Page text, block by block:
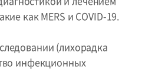
как MERS и COVID-19.
(лихорадка
инфекционных